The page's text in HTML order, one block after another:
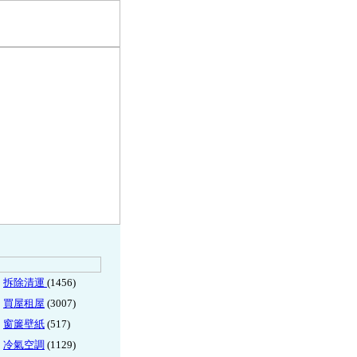
拆除清運 (1456)
買屋租屋 (3007)
窗簾壁紙 (517)
冷氣空調 (1129)